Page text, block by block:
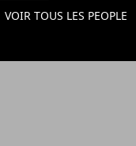
VOIR TOUS LES PEOPLE